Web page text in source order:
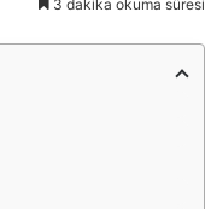
3 dakika okuma süresi